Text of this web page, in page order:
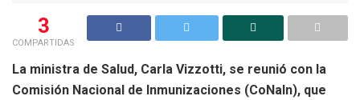
3
COMPARTIDAS
La ministra de Salud, Carla Vizzotti, se reunió con la
Comisión Nacional de Inmunizaciones (CoNaIn), que